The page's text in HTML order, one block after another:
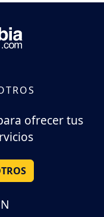
ofrecer tus